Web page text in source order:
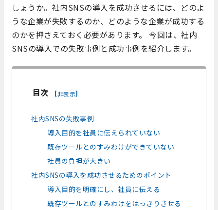
しょうか。社内SNSの導入を成功させるには、どのよ
うな企業が失敗するのか、どのような企業が成功する
のかを押さえておく必要があります。 今回は、社内
SNSの導入での失敗事例と成功事例を紹介します。
目次 [非表示]
社内SNSの失敗事例
導入目的を社員に伝えられていない
既存ツールとのすみわけができていない
社員の負担が大きい
社内SNSの導入を成功させるためのポイント
導入目的を明確にし、社員に伝える
既存ツールとのすみわけをはっきりさせる